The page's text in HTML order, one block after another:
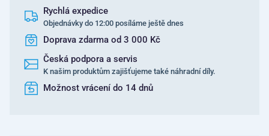
Rychlá expedice
Objednávky do 12:00 posíláme ještě dnes
Doprava zdarma od 3 000 Kč
Česká podpora a servis
K našim produktům zajišťujeme také náhradní díly.
Možnost vrácení do 14 dnů